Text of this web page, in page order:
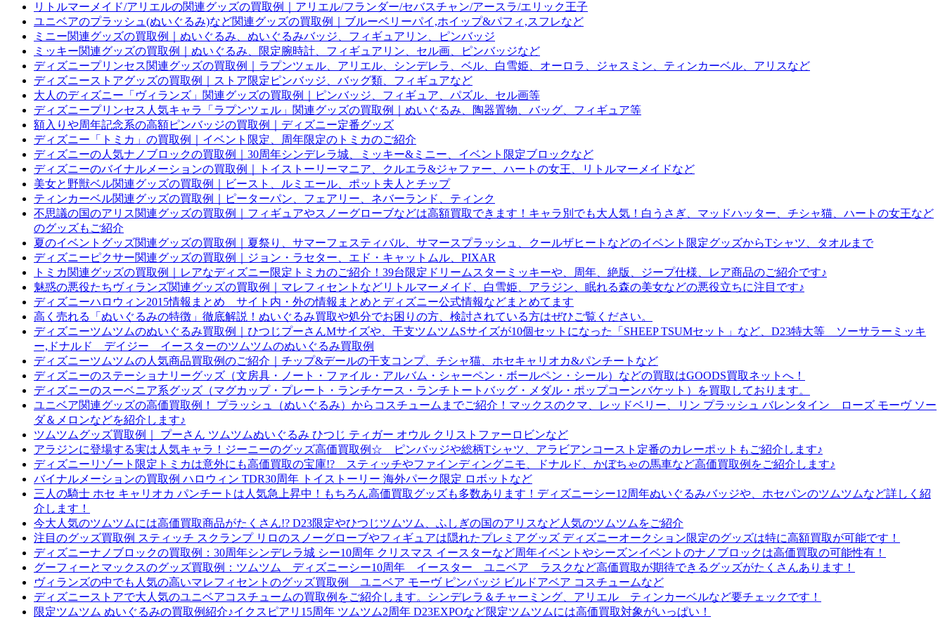
リトルマーメイド/アリエルの関連グッズの買取例｜アリエル/フランダー/セバスチャン/アースラ/エリック王子
ユニベアのプラッシュ(ぬいぐるみ)など関連グッズの買取例｜ブルーベリーパイ,ホイップ&パフィ,スフレなど
ミニー関連グッズの買取例｜ぬいぐるみ、ぬいぐるみバッジ、フィギュアリン、ピンバッジ
ミッキー関連グッズの買取例｜ぬいぐるみ、限定腕時計、フィギュアリン、セル画、ピンバッジなど
ディズニープリンセス関連グッズの買取例｜ラプンツェル、アリエル、シンデレラ、ベル、白雪姫、オーロラ、ジャスミン、ティンカーベル、アリスなど
ディズニーストアグッズの買取例｜ストア限定ピンバッジ、バッグ類、フィギュアなど
大人のディズニー「ヴィランズ」関連グッズの買取例｜ピンバッジ、フィギュア、パズル、セル画等
ディズニープリンセス人気キャラ「ラプンツェル」関連グッズの買取例｜ぬいぐるみ、陶器置物、バッグ、フィギュア等
額入りや周年記念系の高額ピンバッジの買取例｜ディズニー定番グッズ
ディズニー「トミカ」の買取例｜イベント限定、周年限定のトミカのご紹介
ディズニーの人気ナノブロックの買取例｜30周年シンデレラ城、ミッキー&ミニー、イベント限定ブロックなど
ディズニーのバイナルメーションの買取例｜トイストーリーマニア、クルエラ&ジャファー、ハートの女王、リトルマーメイドなど
美女と野獣ベル関連グッズの買取例｜ビースト、ルミエール、ポット夫人とチップ
ティンカーベル関連グッズの買取例｜ピーターパン、フェアリー、ネバーランド、ティンク
不思議の国のアリス関連グッズの買取例｜フィギュアやスノーグローブなどは高額買取できます！キャラ別でも大人気！白うさぎ、マッドハッター、チシャ猫、ハートの女王など
のグッズもご紹介
夏のイベントグッズ関連グッズの買取例｜夏祭り、サマーフェスティバル、サマースプラッシュ、クールザヒートなどのイベント限定グッズからTシャツ、タオルまで
ディズニーピクサー関連グッズの買取例｜ジョン・ラセター、エド・キャットムル、PIXAR
トミカ関連グッズの買取例｜レアなディズニー限定トミカのご紹介！39台限定ドリームスターミッキーや、周年、絶版、ジープ仕様、レア商品のご紹介です♪
魅惑の悪役たちヴィランズ関連グッズの買取例｜マレフィセントなどリトルマーメイド、白雪姫、アラジン、眠れる森の美女などの悪役立ちに注目です♪
ディズニーハロウィン2015情報まとめ サイト内・外の情報まとめとディズニー公式情報などまとめてます
高く売れる「ぬいぐるみの特徴」徹底解説！ぬいぐるみ買取や処分でお困りの方、検討されている方はぜひご覧ください。
ディズニーツムツムのぬいぐるみ買取例｜ひつじプーさんMサイズや、干支ツムツムSサイズが10個セットになった「SHEEP TSUMセット」など、D23特大等 ソーサラーミッキ
ー,ドナルド デイジー イースターのツムツムのぬいぐるみ買取例
ディズニーツムツムの人気商品買取例のご紹介｜チップ&デールの干支コンプ、チシャ猫、ホセキャリオカ&パンチートなど
ディズニーのステーショナリーグッズ（文房具・ノート・ファイル・アルバム・シャーペン・ボールペン・シール）などの買取はGOODS買取ネットへ！
ディズニーのスーベニア系グッズ（マグカップ・プレート・ランチケース・ランチトートバッグ・メダル・ポップコーンバケット）を買取しております。
ユニベア関連グッズの高価買取例！ プラッシュ（ぬいぐるみ）からコスチュームまでご紹介！マックスのクマ、レッドベリー、リン プラッシュ バレンタイン ローズ モーヴ ソー
ダ＆メロンなどを紹介します♪
ツムツムグッズ買取例｜ プーさん ツムツムぬいぐるみ ひつじ ティガー オウル クリストファーロビンなど
アラジンに登場する実は人気キャラ！ジーニーのグッズ高価買取例☆ ピンバッジや総柄Tシャツ、アラビアンコースト定番のカレーポットもご紹介します♪
ディズニーリゾート限定トミカは意外にも高価買取の宝庫!? スティッチやファインディングニモ、ドナルド、かぼちゃの馬車など高価買取例をご紹介します♪
バイナルメーションの買取例 ハロウィン TDR30周年 トイストーリー 海外パーク限定 ロボットなど
三人の騎士 ホセ キャリオカ パンチートは人気急上昇中！もちろん高価買取グッズも多数あります！ディズニーシー12周年ぬいぐるみバッジや、ホセパンのツムツムなど詳しく紹
介します！
今大人気のツムツムには高価買取商品がたくさん!? D23限定やひつじツムツム、ふしぎの国のアリスなど人気のツムツムをご紹介
注目のグッズ買取例 スティッチ スクランプ リロのスノーグローブやフィギュアは隠れたプレミアグッズ ディズニーオークション限定のグッズは特に高額買取が可能です！
ディズニーナノブロックの買取例：30周年シンデレラ城 シー10周年 クリスマス イースターなど周年イベントやシーズンイベントのナノブロックは高価買取の可能性有！
グーフィーとマックスのグッズ買取例：ツムツム ディズニーシー10周年 イースター ユニベア ラスクなど高価買取が期待できるグッズがたくさんあります！
ヴィランズの中でも人気の高いマレフィセントのグッズ買取例 ユニベア モーヴ ピンバッジ ビルドアベア コスチュームなど
ディズニーストアで大人気のユニベアコスチュームの買取例をご紹介します。シンデレラ＆チャーミング、アリエル ティンカーベルなど要チェックです！
限定ツムツム ぬいぐるみの買取例紹介♪イクスピアリ15周年 ツムツム2周年 D23EXPOなど限定ツムツムには高価買取対象がいっぱい！